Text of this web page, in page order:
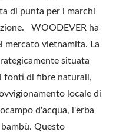
di punta per i marchi
WOODEVER ha
mercato vietnamita. La
situata
fonti di fibre naturali,
locale di
d'acqua, l'erba
Questo